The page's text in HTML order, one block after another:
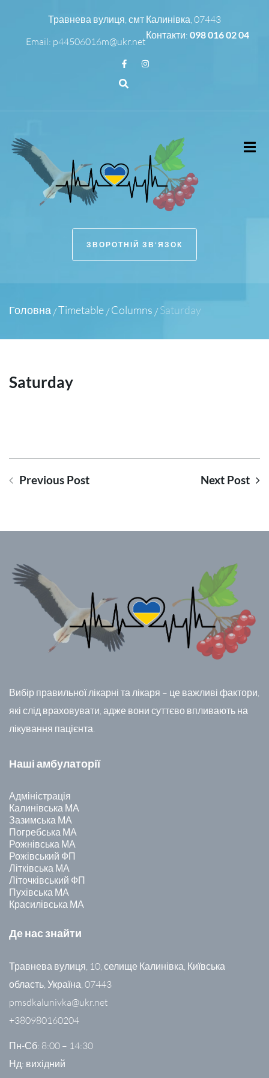
Травнева вулиця, смт Калинівка, 07443
Email: p44506016m@ukr.net
Контакти: 098 016 02 04
ЗВОРОТНІЙ ЗВ'ЯЗОК
Головна /Timetable/Columns /Saturday
Saturday
Previous Post Next Post
Вибір правильної лікарні та лікаря – це важливі фактори,
які слід враховувати, адже вони суттєво впливають на
лікування пацієнта.
Наші амбулаторії
Адміністрація
Калинівська МА
Зазимська МА
Погребська МА
Рожнівська МА
Рожівський ФП
Літківська МА
Літочківський ФП
Пухівська МА
Красилівська МА
Де нас знайти
Травнева вулиця, 10, селище Калинівка, Київська
область, Україна, 07443
pmsdkalunivka@ukr.net
+380980160204
Пн-Сб: 8:00 – 14:30
Нд: вихідний